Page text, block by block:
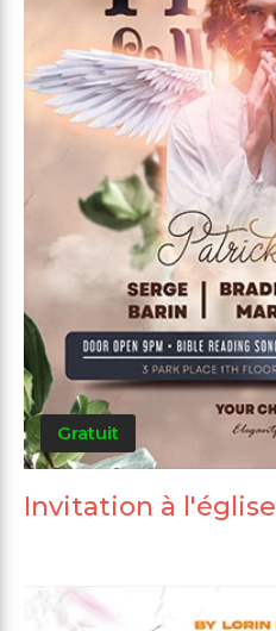
Gratuit
Invitation à l'église